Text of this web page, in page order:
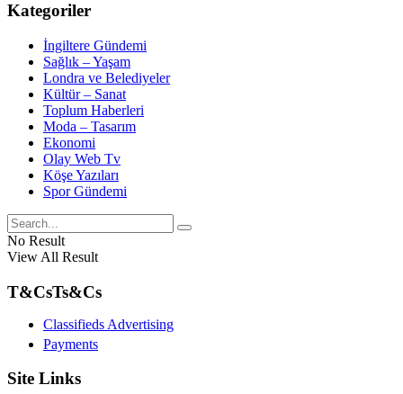
Kategoriler
İngiltere Gündemi
Sağlık – Yaşam
Londra ve Belediyeler
Kültür – Sanat
Toplum Haberleri
Moda – Tasarım
Ekonomi
Olay Web Tv
Köşe Yazıları
Spor Gündemi
No Result
View All Result
T&CsTs&Cs
Classifieds Advertising
Payments
Site Links